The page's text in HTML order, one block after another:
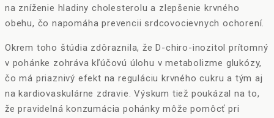
na zníženie hladiny cholesterolu a zlepšenie krvného
obehu, čo napomáha prevencii srdcovocievnych ochorení.
Okrem toho štúdia zdôraznila, že D-chiro-inozitol prítomný
v pohánke zohráva kľúčovú úlohu v metabolizme glukózy,
čo má priaznivý efekt na reguláciu krvného cukru a tým aj
na kardiovaskulárne zdravie. Výskum tiež poukázal na to,
že pravidelná konzumácia pohánky môže pomôcť pri